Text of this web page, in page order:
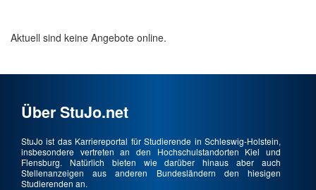
Aktuell sind keine Angebote online.
Über StuJo.net
StuJo ist das Karriereportal für Studierende in Schleswig-Holstein,
insbesondere vertreten an den Hochschulstandorten Kiel und
Flensburg. Natürlich bieten wie darüber hinaus aber auch
Stellenanzeigen aus anderen Bundesländern den hiesigen
Studierenden an.